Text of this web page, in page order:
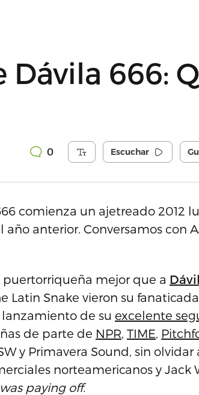
Dávila 666:
0 Escuchar
comienza un ajetreado 2012
anterior. Conversamos con
puertorriqueña mejor que a
Latin Snake vieron su
de su excelente
de parte de NPR, TIME,
y Primavera Sound, sin olvidar
norteamericanos y Jack
paying off.